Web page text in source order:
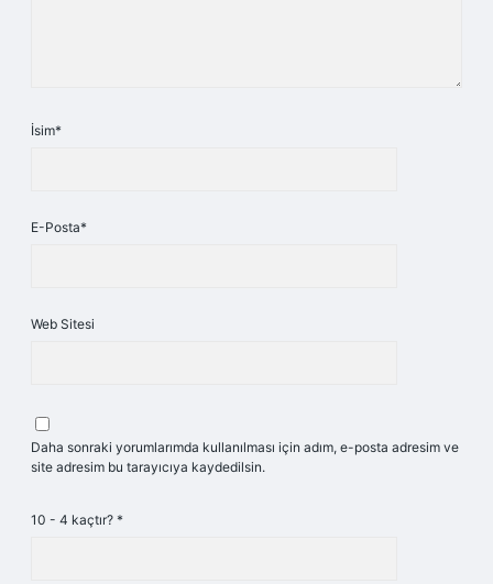
İsim*
E-Posta*
Web Sitesi
Daha sonraki yorumlarımda kullanılması için adım, e-posta adresim ve
site adresim bu tarayıcıya kaydedilsin.
10 - 4 kaçtır? *